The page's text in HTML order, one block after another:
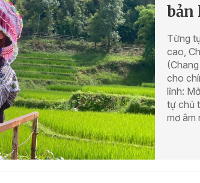
bản
Từng
cao,
cho
lĩnh:
tự chủ
mơ âm